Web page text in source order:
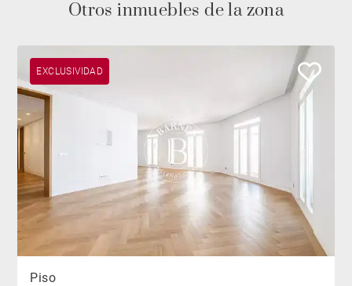
Otros inmuebles de la zona
EXCLUSIVIDAD
Piso